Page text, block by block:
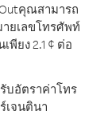
คุณสามารถ
ายเลขโทรศัพท์
ยง 2.1 ¢ ต่อ
บอัตราค่าโทร
เจนตินา